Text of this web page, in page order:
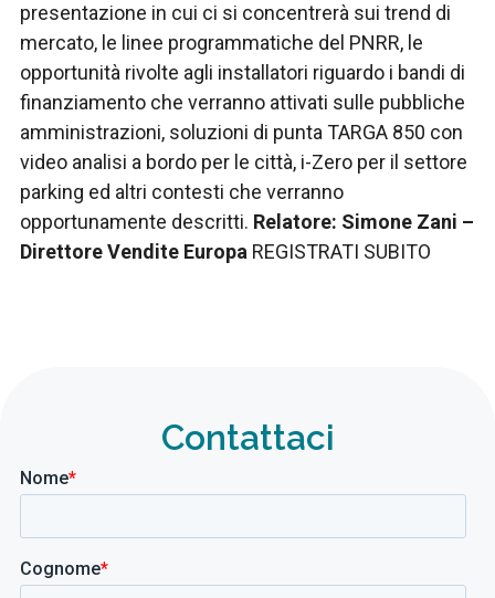
presentazione in cui ci si concentrerà sui trend di
mercato, le linee programmatiche del PNRR, le
opportunità rivolte agli installatori riguardo i bandi di
finanziamento che verranno attivati sulle pubbliche
amministrazioni, soluzioni di punta TARGA 850 con
video analisi a bordo per le città, i-Zero per il settore
parking ed altri contesti che verranno
opportunamente descritti. Relatore: Simone Zani –
Direttore Vendite Europa REGISTRATI SUBITO
Contattaci